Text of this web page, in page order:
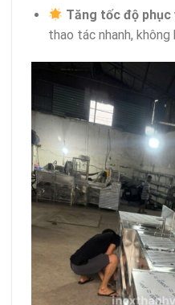
Tăng tốc độ phục
thao tác nhanh, không